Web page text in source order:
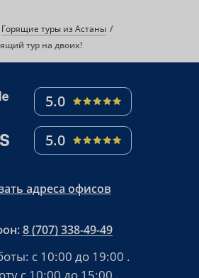
Горящие туры из Астаны
тур на двоих!
5.0
5.0
адреса офисов
8 (707) 338-49-49
с 10:00 до 19:00 .